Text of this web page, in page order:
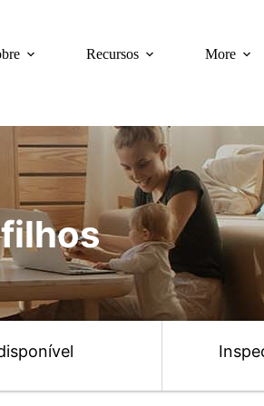
Recursos More